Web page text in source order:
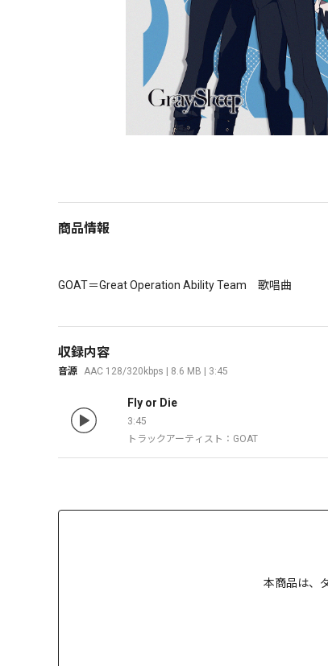
商品情報
収録内容
音源 AAC 128/320kbps | 8.6 MB | 3:45
Fly or Die
3:45
トラックアーティスト：GOAT
本商品は、